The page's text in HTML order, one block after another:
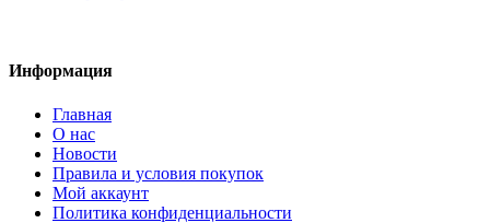
Информация
Главная
О нас
Новости
Правила и условия покупок
Мой аккаунт
Политика конфиденциальности